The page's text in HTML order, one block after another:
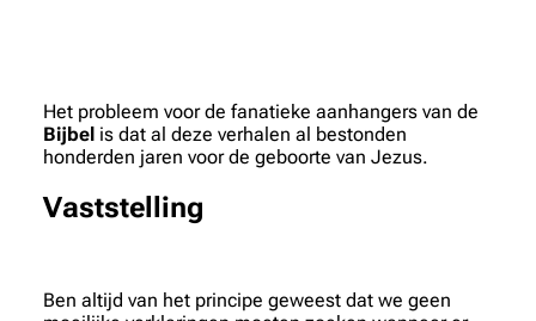
Het probleem voor de fanatieke aanhangers van de
Bijbel is dat al deze verhalen al bestonden
honderden jaren voor de geboorte van Jezus.
Vaststelling
Ben altijd van het principe geweest dat we geen